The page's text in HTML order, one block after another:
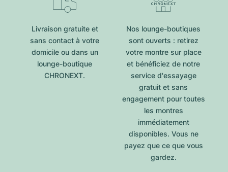
Livraison gratuite et
sans contact à votre
domicile ou dans un
lounge-boutique
CHRONEXT.
Nos lounge-boutiques
sont ouverts : retirez
votre montre sur place
et bénéficiez de notre
service d'essayage
gratuit et sans
engagement pour toutes
les montres
immédiatement
disponibles. Vous ne
payez que ce que vous
gardez.